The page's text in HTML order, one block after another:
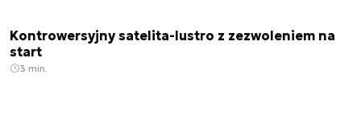
Kontrowersyjny satelita-lustro z zezwoleniem na
start
3 min.